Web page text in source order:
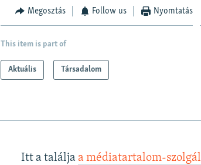
Megosztás Follow us Nyomtatás
This item is part of
Aktuális Társadalom
Itt a találja a médiatartalom-